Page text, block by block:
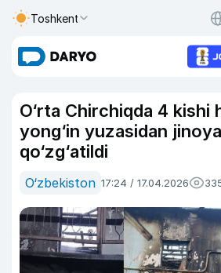
Toshkent
O‘rta Chirchiqda 4 kishi
yong‘in yuzasidan
qo‘zg‘atildi
O‘zbekiston 17:24 / 17.04.2026